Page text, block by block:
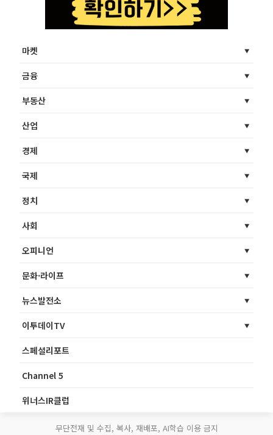
마켓
금융
부동산
산업
경제
국제
정치
사회
오피니언
문화·라이프
뉴스발전소
이투데이TV
스페셜리포트
Channel 5
위너스IR클럽
무단전재 및 수집, 복사, 재배포, AI학습 이용 금지